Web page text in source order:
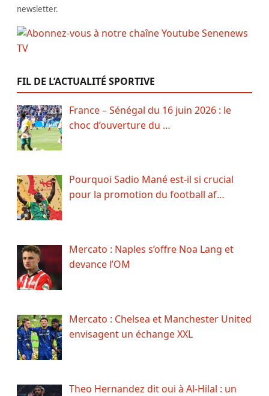
newsletter.
FIL DE L’ACTUALITÉ SPORTIVE
France – Sénégal du 16 juin 2026 : le
choc d’ouverture du …
Pourquoi Sadio Mané est-il si crucial
pour la promotion du football af…
Mercato : Naples s’offre Noa Lang et
devance l’OM
Mercato : Chelsea et Manchester United
envisagent un échange XXL
Theo Hernandez dit oui à Al-Hilal : un